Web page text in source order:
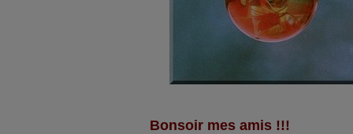
Bonsoir mes amis !!!